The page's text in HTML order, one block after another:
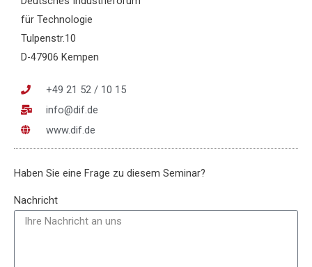
für Technologie
Tulpenstr.10
D-47906 Kempen
+49 21 52 / 10 15
info@dif.de
www.dif.de
Haben Sie eine Frage zu diesem Seminar?
Nachricht